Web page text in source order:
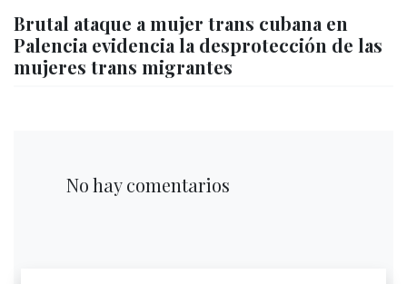
Brutal ataque a mujer trans cubana en
Palencia evidencia la desprotección de las
mujeres trans migrantes
No hay comentarios